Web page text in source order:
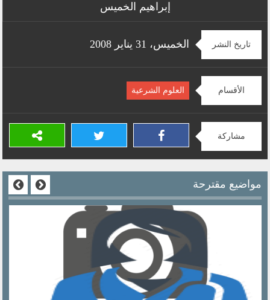
إبراهيم الخميس
تاريخ النشر الخميس، 31 يناير 2008
الأقسام العلوم الشرعية
مشاركة
مواضيع مقترحة